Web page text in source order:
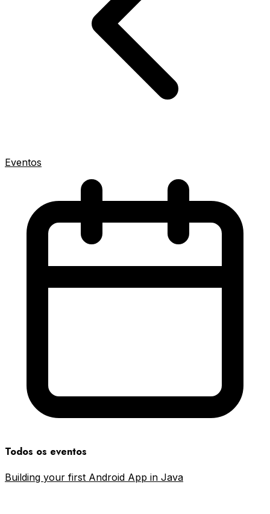
Eventos
Todos os eventos
Building your first Android App in Java